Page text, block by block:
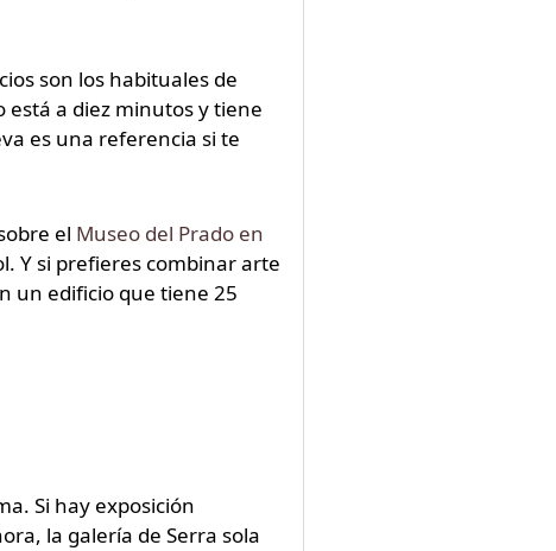
son los habituales de
está a diez minutos y tiene
es una referencia si te
el Museo del Prado en
Y si prefieres combinar arte
un edificio que tiene 25
Si hay exposición
la galería de Serra sola